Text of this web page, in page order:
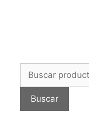
Buscar
Buscar